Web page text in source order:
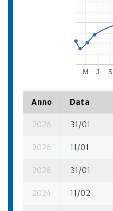
M J S
Anno Data
2026 31/01
2026 11/01
2026 31/01
2024 11/02